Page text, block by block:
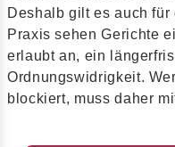
Deshalb gilt es auch
Praxis sehen Gerichte
erlaubt an, ein
Ordnungswidrigkeit.
blockiert, muss daher